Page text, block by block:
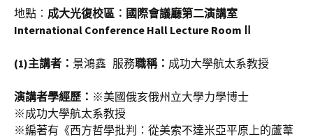
地點︰ 成大光復校區︰國際會議廳第二演講室
International Conference Hall Lecture RoomⅡ
(1)主講者： 景鴻鑫 服務職稱： 成功大學航太系教授
演講者學經歷： ※美國俄亥俄州立大學力學博士
※成功大學航太系教授
※編著有《西方哲學批判：從美索不達米亞平原上的蘆葦